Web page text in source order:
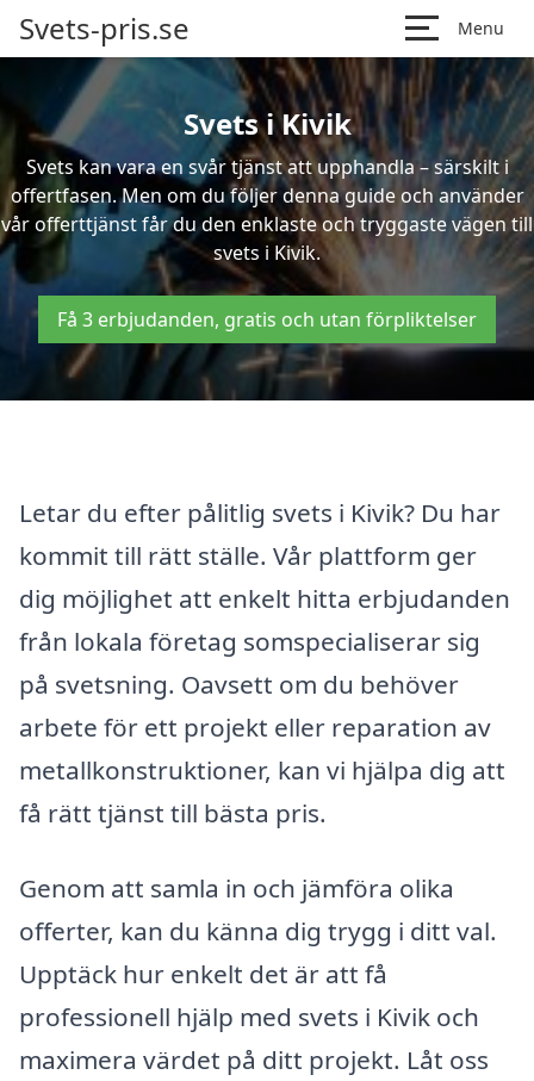
Svets-pris.se Menu
Svets i Kivik
Svets kan vara en svår tjänst att upphandla – särskilt i
offertfasen. Men om du följer denna guide och använder
vår offerttjänst får du den enklaste och tryggaste vägen till
svets i Kivik.
Få 3 erbjudanden, gratis och utan förpliktelser
Letar du efter pålitlig svets i Kivik? Du har
kommit till rätt ställe. Vår plattform ger
dig möjlighet att enkelt hitta erbjudanden
från lokala företag somspecialiserar sig
på svetsning. Oavsett om du behöver
arbete för ett projekt eller reparation av
metallkonstruktioner, kan vi hjälpa dig att
få rätt tjänst till bästa pris.
Genom att samla in och jämföra olika
offerter, kan du känna dig trygg i ditt val.
Upptäck hur enkelt det är att få
professionell hjälp med svets i Kivik och
maximera värdet på ditt projekt. Låt oss